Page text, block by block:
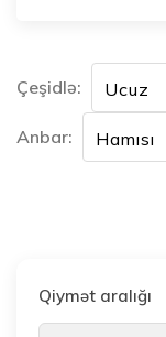
Çeşidlə:
Anbar:
Qiymət aralığı